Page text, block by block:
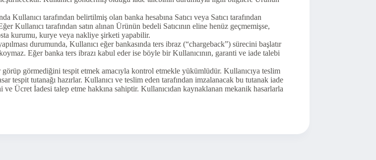
Kullanıcı tarafından belirtilmiş olan banka hesabına Satıcı veya Satıcı tarafından
Kullanıcı tarafından satın alınan Ürünün bedeli Satıcının eline henüz geçmemişse,
kurumu, kurye veya nakliye şirketi yapabilir.
durumunda, Kullanıcı eğer bankasında ters ibraz (“chargeback”) sürecini başlatır
Eğer banka ters ibrazı kabul eder ise böyle bir Kullanıcının, garanti ve iade talebi
görüp görmediğini tespit etmek amacıyla kontrol etmekle yükümlüdür. Kullanıcıya teslim
tespit tutanağı hazırlar. Kullanıcı ve teslim eden tarafından imzalanacak bu tutanak iade
Ücret İadesi talep etme hakkına sahiptir. Kullanıcıdan kaynaklanan mekanik hasarlarla